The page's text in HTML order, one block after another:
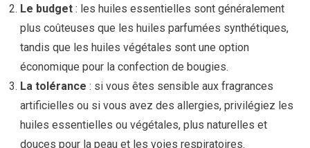
Le budget: les huiles essentielles sont généralement
plus coûteuses que les huiles parfumées synthétiques,
tandis que les huiles végétales sont une option
économique pour la confection de bougies.
La tolérance : si vous êtes sensible aux fragrances
artificielles ou si vous avez des allergies, privilégiez les
huiles essentielles ou végétales, plus naturelles et
douces pour la peau et les voies respiratoires.